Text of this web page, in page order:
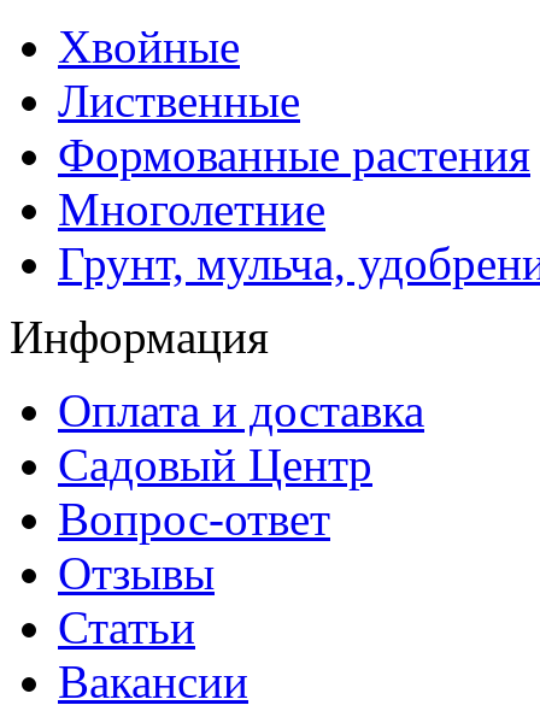
Хвойные
Лиственные
Формованные растения
Многолетние
Грунт, мульча,
Информация
Оплата и доставка
Садовый Центр
Вопрос-ответ
Отзывы
Статьи
Вакансии